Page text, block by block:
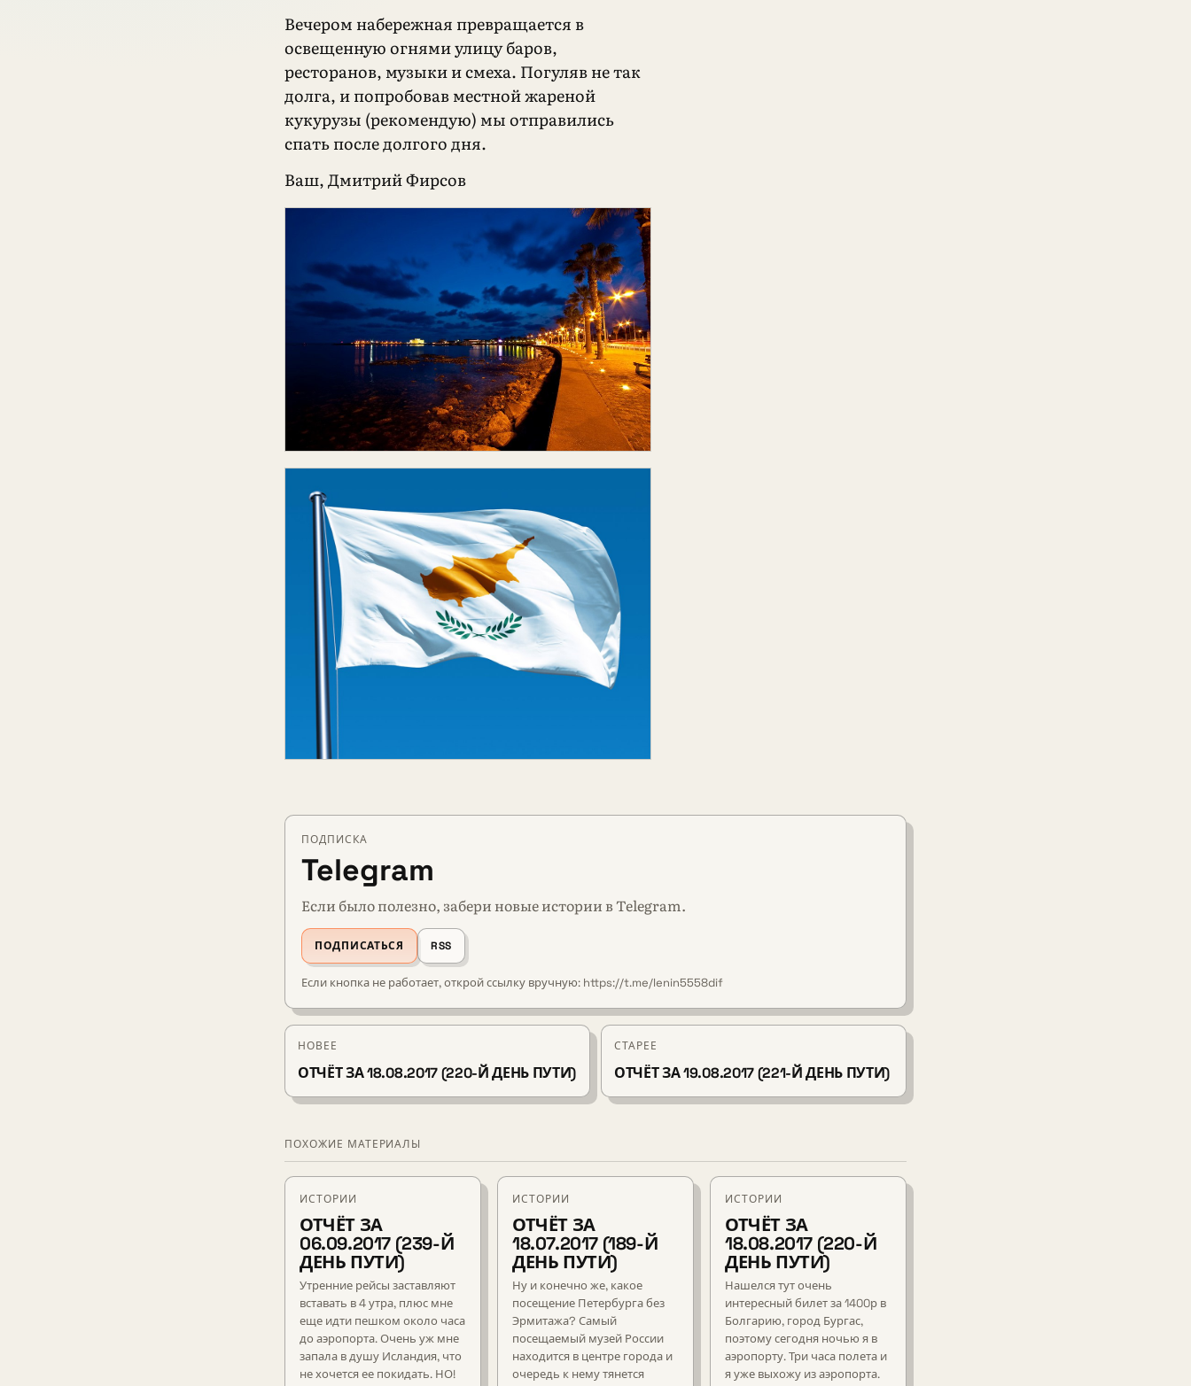
Вечером набережная превращается в
освещенную огнями улицу баров,
ресторанов, музыки и смеха. Погуляв не так
долга, и попробовав местной жареной
кукурузы (рекомендую) мы отправились
спать после долгого дня.
Ваш, Дмитрий Фирсов
ПОДПИСКА
Telegram
Если было полезно, забери новые истории в Telegram.
ПОДПИСАТЬСЯ RSS
Если кнопка не работает, открой ссылку вручную: https://t.me/lenin5558dif
НОВЕЕ
ОТЧЁТ ЗА 18.08.2017 (220-Й ДЕНЬ ПУТИ)
СТАРЕЕ
ОТЧЁТ ЗА 19.08.2017 (221-Й ДЕНЬ ПУТИ)
ПОХОЖИЕ МАТЕРИАЛЫ
ИСТОРИИ
ОТЧЁТ ЗА
06.09.2017 (239-Й
ДЕНЬ ПУТИ)
Утренние рейсы заставляют
вставать в 4 утра, плюс мне
еще идти пешком около часа
до аэропорта. Очень уж мне
запала в душу Исландия, что
не хочется ее покидать. НО!
ИСТОРИИ
ОТЧЁТ ЗА
18.07.2017 (189-Й
ДЕНЬ ПУТИ)
Ну и конечно же, какое
посещение Петербурга без
Эрмитажа? Самый
посещаемый музей России
находится в центре города и
очередь к нему тянется
ИСТОРИИ
ОТЧЁТ ЗА
18.08.2017 (220-Й
ДЕНЬ ПУТИ)
Нашелся тут очень
интересный билет за 1400р в
Болгарию, город Бургас,
поэтому сегодня ночью я в
аэропорту. Три часа полета и
я уже выхожу из аэропорта.